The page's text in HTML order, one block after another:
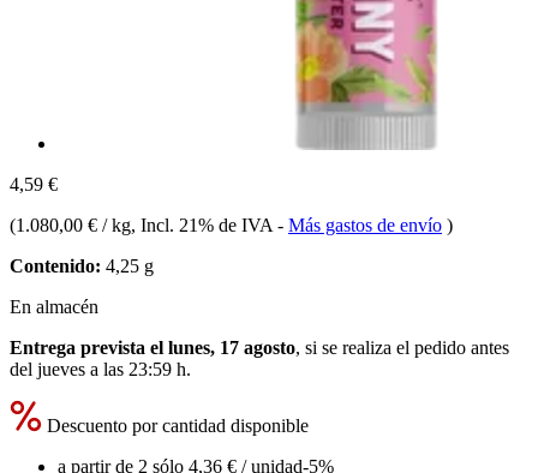
4,59 €
(1.080,00 € / kg, Incl. 21% de IVA - Más gastos de envío )
Contenido: 4,25 g
En almacén
Entrega prevista el lunes, 17 agosto, si se realiza el pedido antes
del jueves a las 23:59 h.
Descuento por cantidad disponible
a partir de 2 sólo 4,36 € / unidad-5%